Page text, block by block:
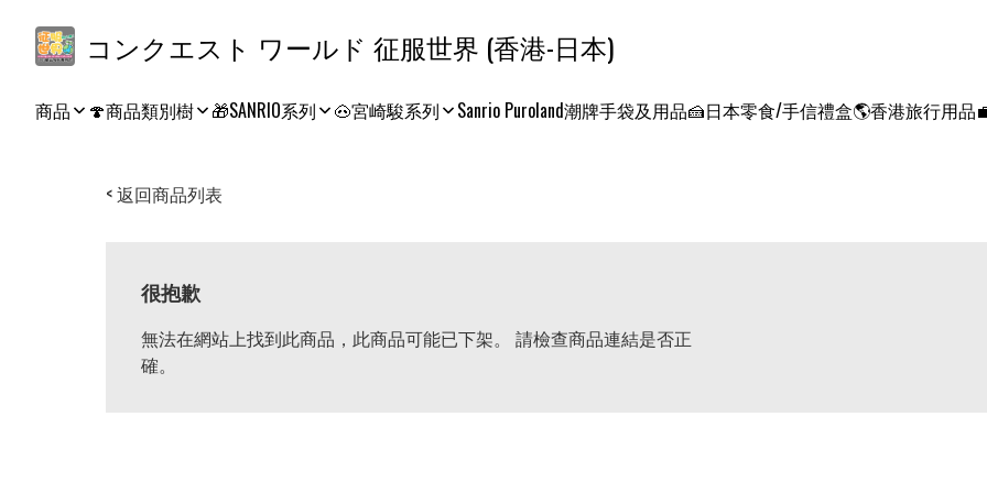
コンクエスト ワールド 征服世界 (香港-日本)
商品 🍄商品類別樹 🎁SANRIO系列 🐽宮崎駿系列 Sanrio Puroland潮牌手袋及用品🍰日本零食/手信禮盒🌎香港旅行用品
< 返回商品列表
很抱歉
無法在網站上找到此商品，此商品可能已下架。 請檢查商品連結是否正
確。